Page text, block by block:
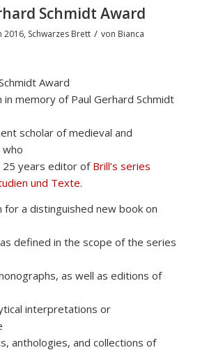
Schmidt Award
2016, Schwarzes Brett / von Bianca
Award
in memory of Paul Gerhard Schmidt
scholar of medieval and
who
years editor of Brill’s series
und Texte.
for a distinguished new book on
defined in the scope of the series
as well as editions of
interpretations or
anthologies, and collections of